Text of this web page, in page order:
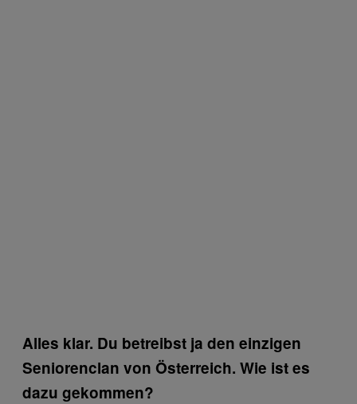
Alles klar. Du betreibst ja den einzigen
Seniorenclan von Österreich. Wie ist es
dazu gekommen?